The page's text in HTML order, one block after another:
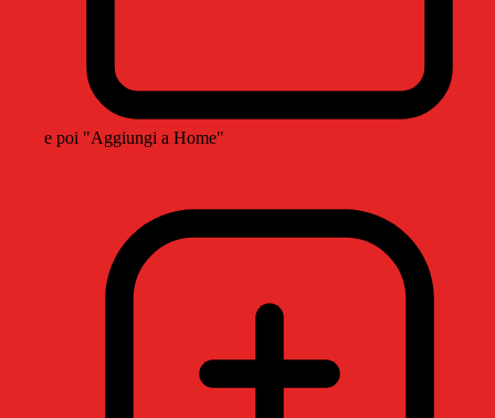
e poi "Aggiungi a Home"